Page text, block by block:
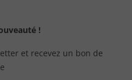
!
et recevez un bon de